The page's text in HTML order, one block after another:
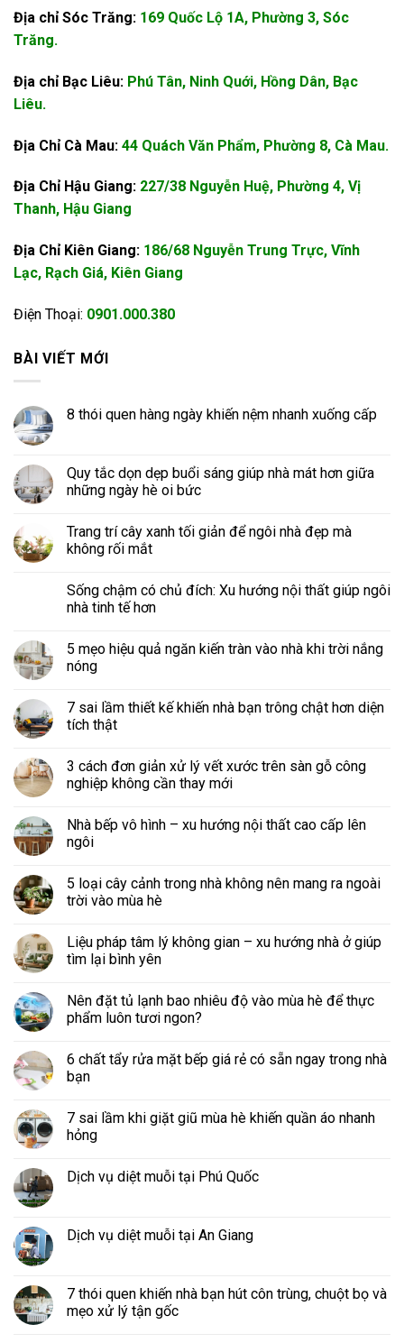
Địa chỉ Sóc Trăng: 169 Quốc Lộ 1A, Phường 3, Sóc
Trăng.
Địa chỉ Bạc Liêu: Phú Tân, Ninh Quới, Hồng Dân, Bạc
Liêu.
Địa Chỉ Cà Mau: 44 Quách Văn Phẩm, Phường 8, Cà Mau.
Địa Chỉ Hậu Giang: 227/38 Nguyễn Huệ, Phường 4, Vị
Thanh, Hậu Giang
Địa Chỉ Kiên Giang: 186/68 Nguyễn Trung Trực, Vĩnh
Lạc, Rạch Giá, Kiên Giang
Điện Thoại: 0901.000.380
BÀI VIẾT MỚI
8 thói quen hàng ngày khiến nệm nhanh xuống cấp
Quy tắc dọn dẹp buổi sáng giúp nhà mát hơn giữa
những ngày hè oi bức
Trang trí cây xanh tối giản để ngôi nhà đẹp mà
không rối mắt
Sống chậm có chủ đích: Xu hướng nội thất giúp ngôi
nhà tinh tế hơn
5 mẹo hiệu quả ngăn kiến tràn vào nhà khi trời nắng
nóng
7 sai lầm thiết kế khiến nhà bạn trông chật hơn diện
tích thật
3 cách đơn giản xử lý vết xước trên sàn gỗ công
nghiệp không cần thay mới
Nhà bếp vô hình – xu hướng nội thất cao cấp lên
ngôi
5 loại cây cảnh trong nhà không nên mang ra ngoài
trời vào mùa hè
Liệu pháp tâm lý không gian – xu hướng nhà ở giúp
tìm lại bình yên
Nên đặt tủ lạnh bao nhiêu độ vào mùa hè để thực
phẩm luôn tươi ngon?
6 chất tẩy rửa mặt bếp giá rẻ có sẵn ngay trong nhà
bạn
7 sai lầm khi giặt giũ mùa hè khiến quần áo nhanh
hỏng
Dịch vụ diệt muỗi tại Phú Quốc
Dịch vụ diệt muỗi tại An Giang
7 thói quen khiến nhà bạn hút côn trùng, chuột bọ và
mẹo xử lý tận gốc